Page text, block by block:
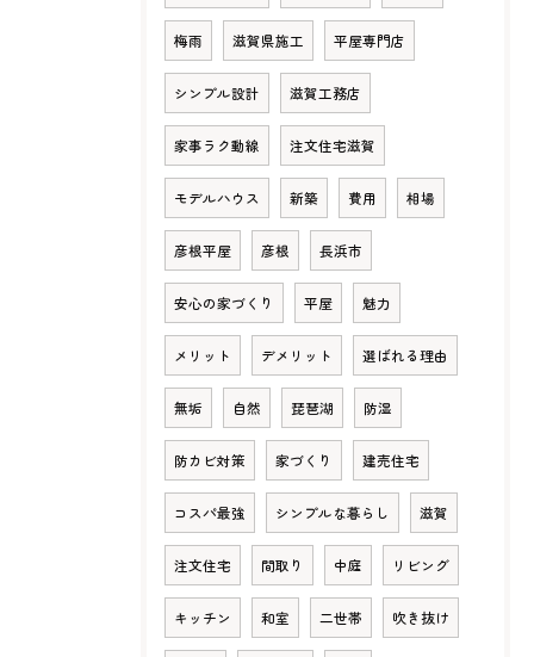
梅雨 滋賀県施工 平屋専門店
シンプル設計 滋賀工務店
家事ラク動線 注文住宅滋賀
モデルハウス 新築 費用 相場
彦根平屋 彦根 長浜市
安心の家づくり 平屋 魅力
メリット デメリット 選ばれる理由
無垢 自然 琵琶湖 防湿
防カビ対策 家づくり 建売住宅
コスパ最強 シンプルな暮らし 滋賀
注文住宅 間取り 中庭 リビング
キッチン 和室 二世帯 吹き抜け